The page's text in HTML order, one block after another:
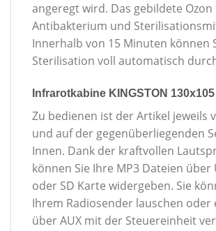
angeregt wird. Das gebildete
Antibakterium und
Innerhalb von 15 Minuten können
Sterilisation voll automatisch
Infrarotkabine KINGSTON
Zu bedienen ist der Artikel jeweils
und auf der gegenüberliegenden
Innen. Dank der kraftvollen
können Sie Ihre MP3 Dateien über
oder SD Karte widergeben. Sie
Ihrem Radiosender lauschen oder
über AUX mit der Steuereinheit